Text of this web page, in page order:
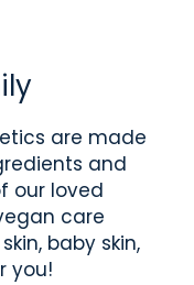
are made
and
our loved
care
baby skin,
you!